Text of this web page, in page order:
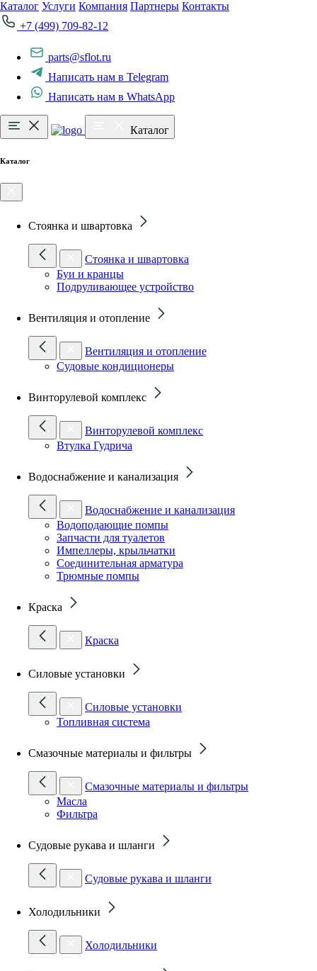
Каталог Услуги Компания Партнеры Контакты
+7 (499) 709-82-12
parts@sflot.ru
Написать нам в Telegram
Написать нам в WhatsApp
Каталог
Каталог
Стоянка и швартовка
Стоянка и швартовка
Буи и кранцы
Подруливающее устройство
Вентиляция и отопление
Вентиляция и отопление
Судовые кондиционеры
Винторулевой комплекс
Винторулевой комплекс
Втулка Гудрича
Водоснабжение и канализация
Водоснабжение и канализация
Водоподающие помпы
Запчасти для туалетов
Импеллеры, крыльчатки
Соединительная арматура
Трюмные помпы
Краска
Краска
Силовые установки
Силовые установки
Топливная система
Смазочные материалы и фильтры
Смазочные материалы и фильтры
Масла
Фильтра
Судовые рукава и шланги
Судовые рукава и шланги
Холодильники
Холодильники